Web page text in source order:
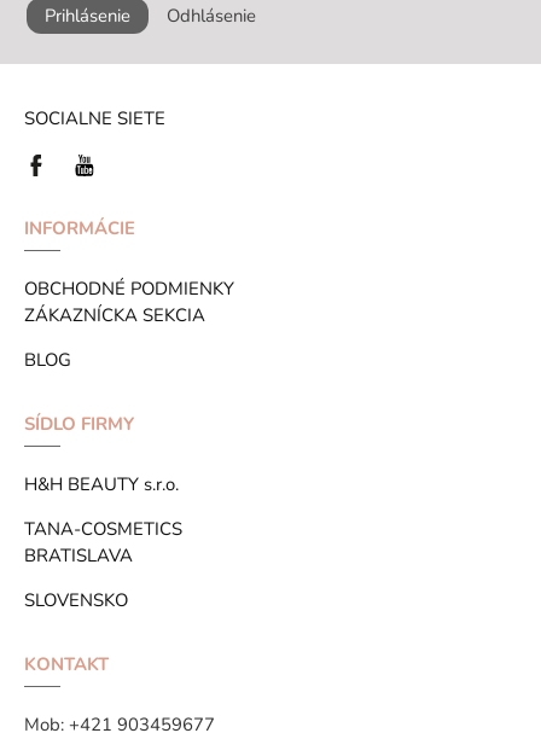
Prihlásenie Odhlásenie
SOCIALNE SIETE
INFORMÁCIE
OBCHODNÉ PODMIENKY
ZÁKAZNÍCKA SEKCIA
BLOG
SÍDLO FIRMY
H&H BEAUTY s.r.o.
TANA-COSMETICS
BRATISLAVA
SLOVENSKO
KONTAKT
Mob: +421 903459677